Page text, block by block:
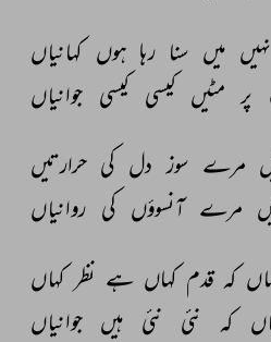
نہیں میں سنا رہا ہوں کہانیاں
پر مٹیں کیسی کیسی جوانیاں
مرے سوز دل کی حرارتیں
مرے آنسوؤں کی روانیاں
کہ قدم کہاں ہے نظر کہاں
کہ نئی نئی ہیں جوانیاں